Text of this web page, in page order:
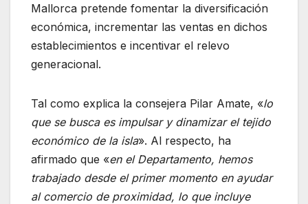
Mallorca pretende fomentar la diversificación
económica, incrementar las ventas en dichos
establecimientos e incentivar el relevo
generacional.
Tal como explica la consejera Pilar Amate, «lo
que se busca es impulsar y dinamizar el tejido
económico de la isla». Al respecto, ha
afirmado que «en el Departamento, hemos
trabajado desde el primer momento en ayudar
al comercio de proximidad, lo que incluye